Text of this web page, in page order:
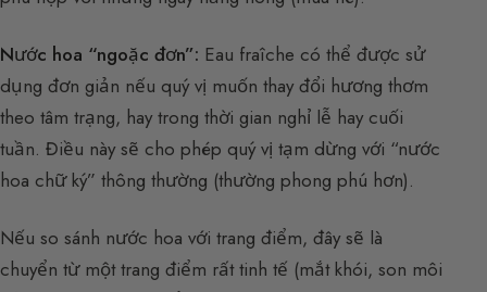
Nước hoa “ngoặc đơn”: Eau fraîche có thể được sử
dụng đơn giản nếu quý vị muốn thay đổi hương thơm
theo tâm trạng, hay trong thời gian nghỉ lễ hay cuối
tuần. Điều này sẽ cho phép quý vị tạm dừng với “nước
hoa chữ ký” thông thường (thường phong phú hơn).
Nếu so sánh nước hoa với trang điểm, đây sẽ là
chuyển từ một trang điểm rất tinh tế (mắt khói, son môi